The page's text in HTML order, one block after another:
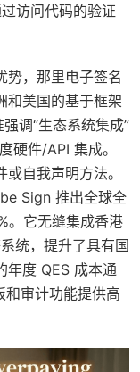
访问代码的验证
，那里电子签名
和美国的基于框架
调“生态系统集成”
硬件/API 集成。
自我声明方法。
Sign 推出全球全
。它无缝集成香港
统，提升了具有国
年度 QES 成本通
审计功能提供高